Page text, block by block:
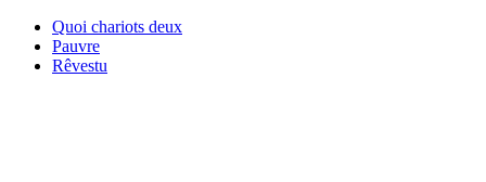
Quoi chariots deux
Pauvre
Rêvestu